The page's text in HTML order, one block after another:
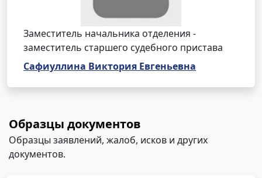
Заместитель начальника отделения -
заместитель старшего судебного пристава
Сафиуллина Виктория Евгеньевна
Образцы документов
Образцы заявлений, жалоб, исков и других
документов.